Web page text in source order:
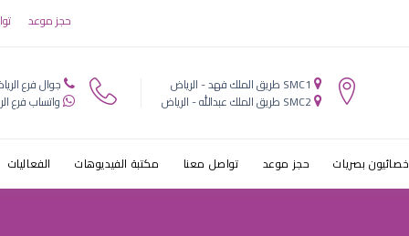
اطفال شارع
حجز موعد
SMC1 طريق الملك فهد - الرياض
SMC2 طريق الملك عبدالله - الرياض
جوال فرع
واتساب فرع
بصريات حجز موعد تواصل معنا مكتبة الفيديوهات الفعاليات